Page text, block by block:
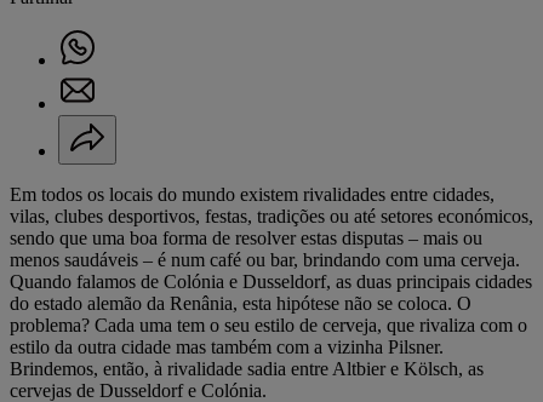
Em todos os locais do mundo existem rivalidades entre cidades,
vilas, clubes desportivos, festas, tradições ou até setores económicos,
sendo que uma boa forma de resolver estas disputas – mais ou
menos saudáveis – é num café ou bar, brindando com uma cerveja.
Quando falamos de Colónia e Dusseldorf, as duas principais cidades
do estado alemão da Renânia, esta hipótese não se coloca. O
problema? Cada uma tem o seu estilo de cerveja, que rivaliza com o
estilo da outra cidade mas também com a vizinha Pilsner.
Brindemos, então, à rivalidade sadia entre Altbier e Kölsch, as
cervejas de Dusseldorf e Colónia.